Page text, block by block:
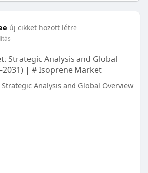
új cikket hozott létre
Strategic Analysis and Global
| # Isoprene Market